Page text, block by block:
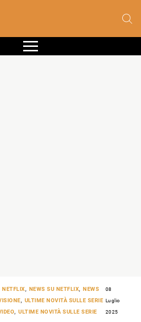
NETFLIX, NEWS SU NETFLIX,
NEWS
, ULTIME NOVITÀ SULLE SERIE
,ULTIME NOVITÀ SULLE SERIE
08
Luglio
2025